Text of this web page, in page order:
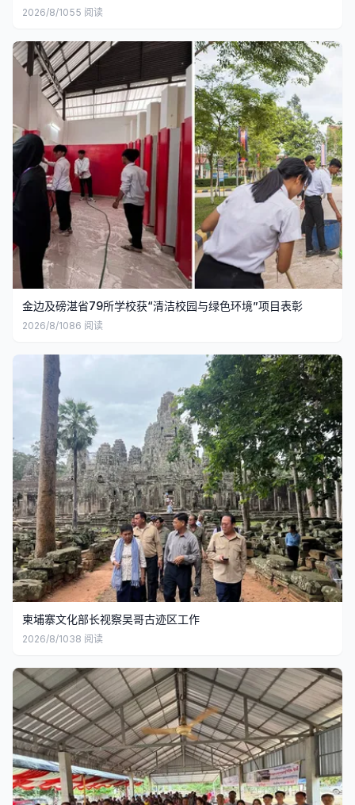
2026/8/1055 阅读
金边及磅湛省79所学校获“清洁校园与绿色环境”项目表彰
2026/8/1086 阅读
柬埔寨文化部长视察吴哥古迹区工作
2026/8/1038 阅读